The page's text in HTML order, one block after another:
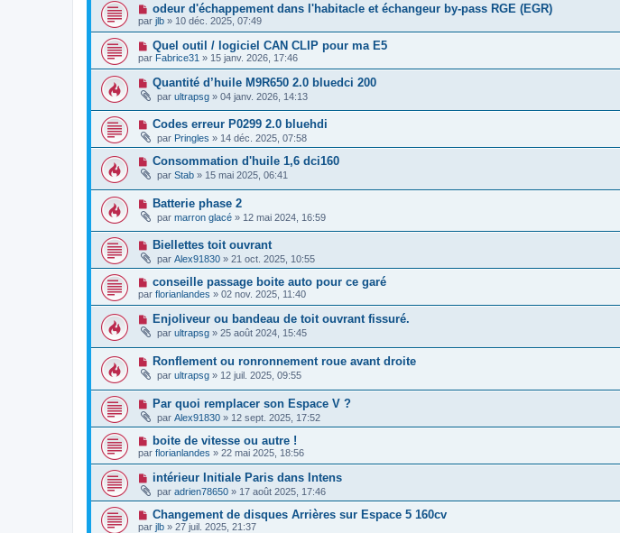
odeur d'échappement dans l'habitacle et échangeur by-pass RGE (EGR)
par jlb » 10 déc. 2025, 07:49
Quel outil / logiciel CAN CLIP pour ma E5
par Fabrice31 » 15 janv. 2026, 17:46
Quantité d’huile M9R650 2.0 bluedci 200
par ultrapsg » 04 janv. 2026, 14:13
Codes erreur P0299 2.0 bluehdi
par Pringles » 14 déc. 2025, 07:58
Consommation d'huile 1,6 dci160
par Stab » 15 mai 2025, 06:41
Batterie phase 2
par marron glacé » 12 mai 2024, 16:59
Biellettes toit ouvrant
par Alex91830 » 21 oct. 2025, 10:55
conseille passage boite auto pour ce garé
par florianlandes » 02 nov. 2025, 11:40
Enjoliveur ou bandeau de toit ouvrant fissuré.
par ultrapsg » 25 août 2024, 15:45
Ronflement ou ronronnement roue avant droite
par ultrapsg » 12 juil. 2025, 09:55
Par quoi remplacer son Espace V ?
par Alex91830 » 12 sept. 2025, 17:52
boite de vitesse ou autre !
par florianlandes » 22 mai 2025, 18:56
intérieur Initiale Paris dans Intens
par adrien78650 » 17 août 2025, 17:46
Changement de disques Arrières sur Espace 5 160cv
par jlb » 27 juil. 2025, 21:37